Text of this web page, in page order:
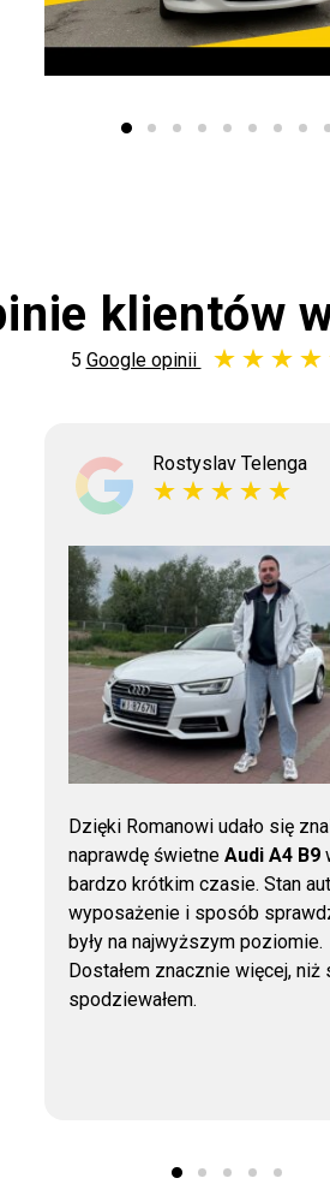
klientów
5 Google opinii
Rostyslav Telenga
Dzięki Romanowi udało się
naprawdę świetne Audi A4 B9
bardzo krótkim czasie. Stan
wyposażenie i sposób
były na najwyższym poziomie.
Dostałem znacznie więcej, niż
spodziewałem.